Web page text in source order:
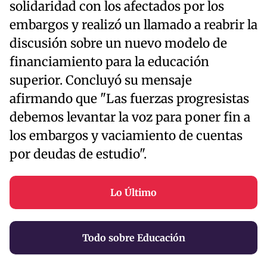
solidaridad con los afectados por los
embargos y realizó un llamado a reabrir la
discusión sobre un nuevo modelo de
financiamiento para la educación
superior. Concluyó su mensaje
afirmando que "Las fuerzas progresistas
debemos levantar la voz para poner fin a
los embargos y vaciamiento de cuentas
por deudas de estudio".
Lo Último
Todo sobre Educación